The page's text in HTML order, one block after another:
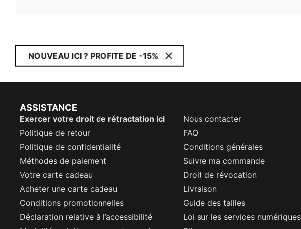
NOUVEAU ICI ? PROFITE DE -15%
ASSISTANCE
Exercer votre droit de rétractation ici
Nous contacter
Politique de retour
FAQ
Politique de confidentialité
Conditions générales
Méthodes de paiement
Suivre ma commande
Votre carte cadeau
Droit de révocation
Acheter une carte cadeau
Livraison
Conditions promotionnelles
Guide des tailles
Déclaration relative à l’accessibilité
Loi sur les services numériques